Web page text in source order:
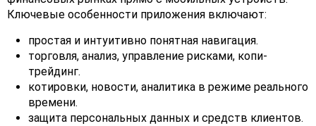
Ключевые особенности приложения включают:
простая и интуитивно понятная навигация.
торговля, анализ, управление рисками, копи-
трейдинг.
котировки, новости, аналитика в режиме реального
времени.
защита персональных данных и средств клиентов.